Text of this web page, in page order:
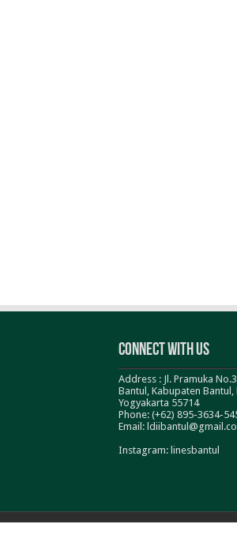
Connect With Us
Address : Jl. Pramuka
Bantul, Kabupaten
Yogyakarta 55714
Phone: (+62) 895-3634-
Email:
Instagram: linesbantul